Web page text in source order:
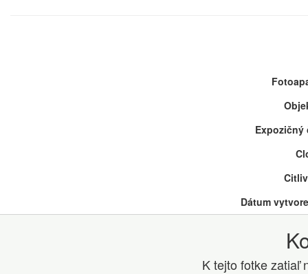
Expozičný
Dátum
K tejto fotke zatiaľ